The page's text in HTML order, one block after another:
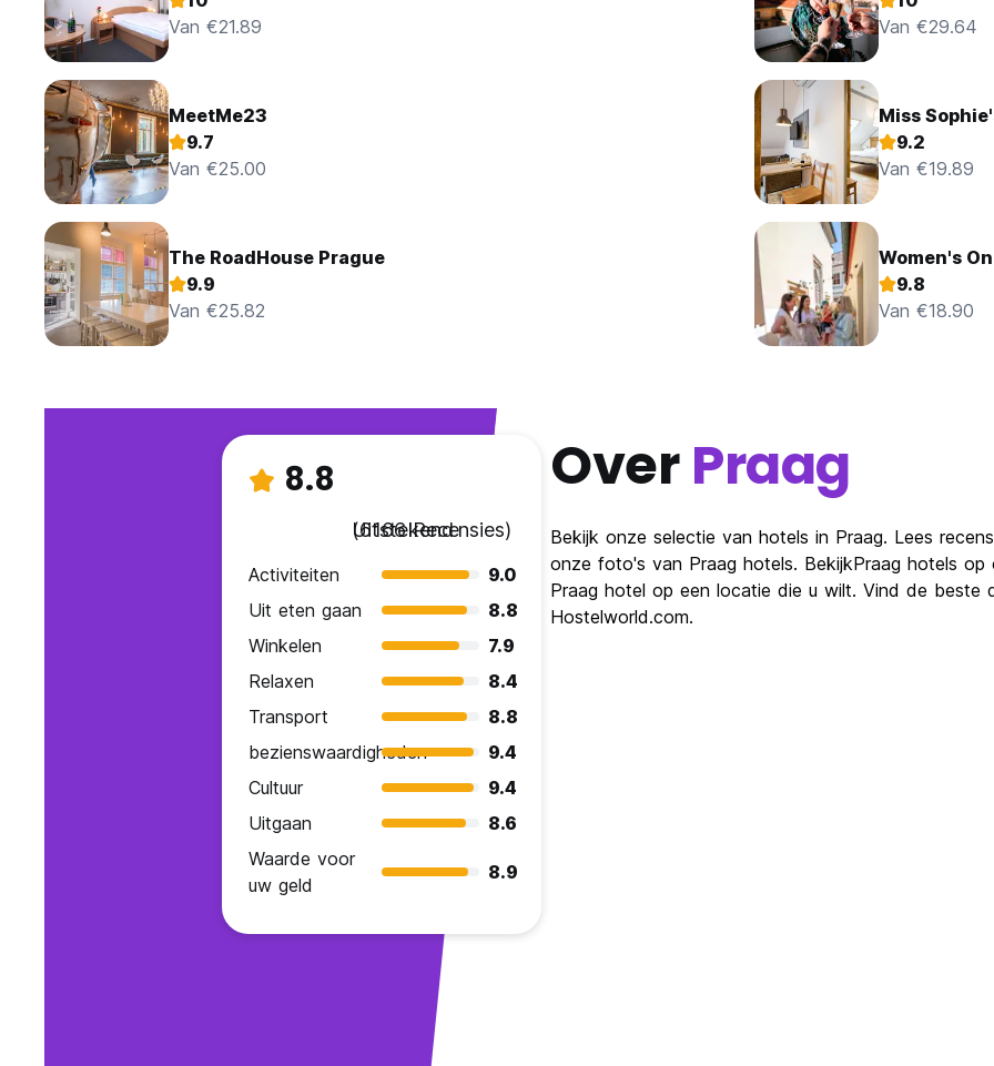
Van €21.89
Van €29.64
MeetMe23
9.7
Van €25.00
Miss
9.2
Van €19.89
The RoadHouse Prague
9.9
Van €25.82
Women's
9.8
Van €18.90
8.8
Uitstekend
(6166 Recensies)
Activiteiten
9.0
Uit eten gaan
8.8
Winkelen
7.9
Relaxen
8.4
Transport
8.8
bezienswaardigheden
9.4
Cultuur
9.4
Uitgaan
8.6
Waarde voor
uw geld
8.9
OverPraag
Bekijk onze selectie van hotels in Praag. Lees
onze foto's van Praag hotels. BekijkPraag hotels
Praag hotel op een locatie die u wilt. Vind de beste
Hostelworld.com.